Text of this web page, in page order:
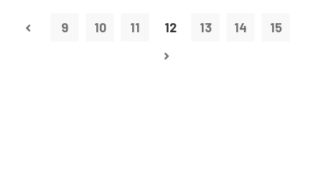
9 10 11 12 13 14 15